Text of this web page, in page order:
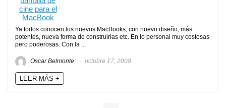
Ya todos conocen los nuevos MacBooks, con nuevo diseño, más
potentes, nueva forma de construirlas etc. En lo personal muy costosas
pero poderosas. Con la ...
Oscar Belmonte octubre 17, 2008
LEER MÁS +